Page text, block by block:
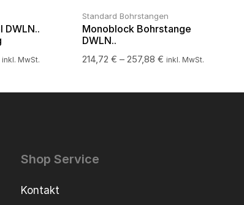
DWLN..
inkl. MwSt.
Standard Bohrstangen
Monoblock Bohrstange
DWLN..
214,72 € – 257,88 € inkl. MwSt.
Shop Service
Kontakt